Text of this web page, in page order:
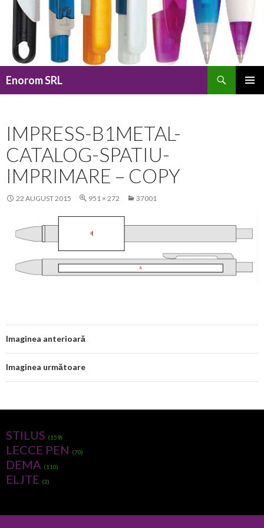
Enorom SRL
IMPRESS-B1METAL-
CATALOG-SPATIU-
IMPRIMARE – COPY
22 AUGUST 2015 951 × 272 37001
Imaginea anterioară
Imaginea următoare
STILUS (159)
LECCE PEN (70)
DEMA (110)
ELJTE (2)